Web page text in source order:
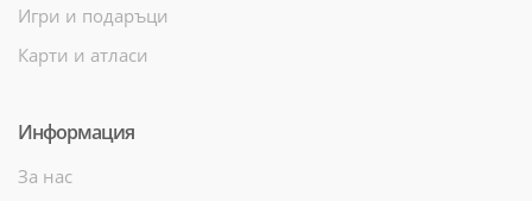
Игри и подаръци
Карти и атласи
Информация
За нас